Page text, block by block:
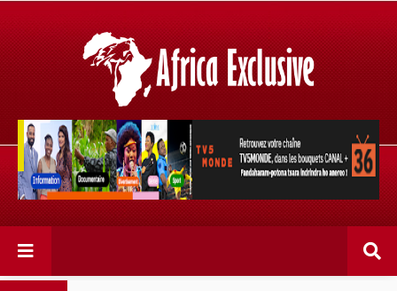
Retrouvez votre chaîne @TV5MONDE, dans les bouquets
CANAL+ 36 . Fandaharam-potoana tsara indrindra ho
anareo!